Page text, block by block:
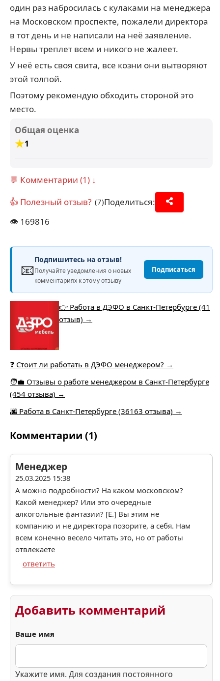
один раз набросилась с кулаками на менеджера
на Московском проспекте, пожалели директора
в тот день и не написали на неё заявление.
Нервы треплет всем и никого не жалеет.
У неё есть своя свита, все козни они вытворяют
этой толпой.
Поэтому рекомендую обходить стороной это
место.
Общая оценка
1
💬 Комментарии (1) ↓
👍 Полезный отзыв? (7)Поделиться:
👁️ 169816
📧
Подпишитесь на отзыв!
Получайте уведомления о новых
комментариях к этому отзыву
Подписаться
👉 Работа в ДЭФО в Санкт-Петербурге (41
отзыв) →
❓ Стоит ли работать в ДЭФО менеджером? →
🧑‍💼 Отзывы о работе менеджером в Санкт-Петербурге
(454 отзыва) →
🌆 Работа в Санкт-Петербурге (36163 отзыва) →
Комментарии (1)
Менеджер
25.03.2025 15:38
А можно подробности? На каком московском?
Какой менеджер? Или это очередные
алкогольные фантазии? [Е.] Вы этим не
компанию и не директора позорите, а себя. Нам
всем конечно весело читать это, но от работы
отвлекаете
ответить
Добавить комментарий
Ваше имя
Укажите имя. Для создания постоянного